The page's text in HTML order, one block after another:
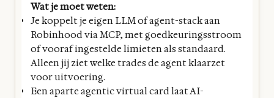
Wat je moet weten:
Je koppelt je eigen LLM of agent-stack aan
Robinhood via MCP, met goedkeuringsstroom
of vooraf ingestelde limieten als standaard.
Alleen jij ziet welke trades de agent klaarzet
voor uitvoering.
Een aparte agentic virtual card laat AI-